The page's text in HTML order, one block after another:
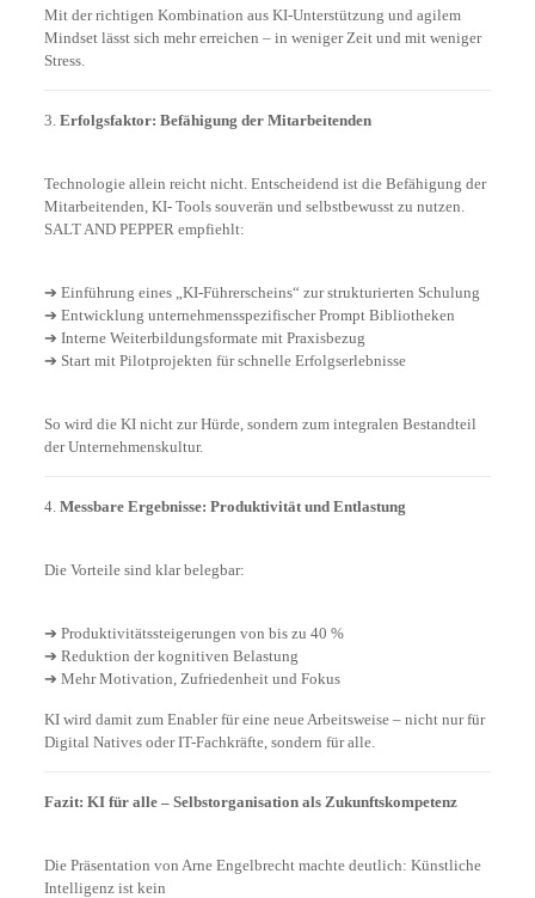
Mit der richtigen Kombination aus KI-Unterstützung und agilem
Mindset lässt sich mehr erreichen – in weniger Zeit und mit weniger
Stress.
3. Erfolgsfaktor: Befähigung der Mitarbeitenden
Technologie allein reicht nicht. Entscheidend ist die Befähigung der
Mitarbeitenden, KI- Tools souverän und selbstbewusst zu nutzen.
SALT AND PEPPER empfiehlt:
➔ Einführung eines „KI-Führerscheins“ zur strukturierten Schulung
➔ Entwicklung unternehmensspezifischer Prompt Bibliotheken
➔ Interne Weiterbildungsformate mit Praxisbezug
➔ Start mit Pilotprojekten für schnelle Erfolgserlebnisse
So wird die KI nicht zur Hürde, sondern zum integralen Bestandteil
der Unternehmenskultur.
4. Messbare Ergebnisse: Produktivität und Entlastung
Die Vorteile sind klar belegbar:
➔ Produktivitätssteigerungen von bis zu 40 %
➔ Reduktion der kognitiven Belastung
➔ Mehr Motivation, Zufriedenheit und Fokus
KI wird damit zum Enabler für eine neue Arbeitsweise – nicht nur für
Digital Natives oder IT-Fachkräfte, sondern für alle.
Fazit: KI für alle – Selbstorganisation als Zukunftskompetenz
Die Präsentation von Arne Engelbrecht machte deutlich: Künstliche
Intelligenz ist kein